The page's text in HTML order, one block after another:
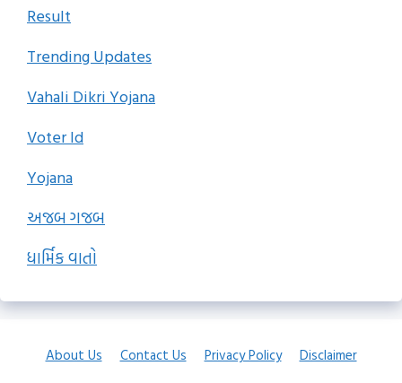
Result
Trending Updates
Vahali Dikri Yojana
Voter Id
Yojana
અજબ ગજબ
ધાર્મિક વાતો
About Us Contact Us Privacy Policy
Disclaimer